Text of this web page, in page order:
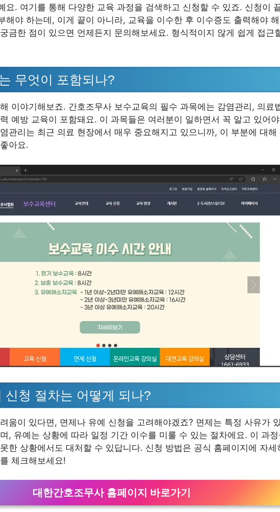
요. 여기를 통해 다양한 교육 과정을 검색하고 신청할 수 있죠. 신청이
해야 하는데, 이게 끝이 아니라, 교육을 이수한 후 이수증도 출력해야
금한 점이 있으면 언제든지 문의해보세요. 형식적이지 않게 쉽게 접근
무엇이 포함되나?
이야기해보죠. 간호조무사 보수교육의 필수 과목에는 감염관리, 의료
예방 교육이 포함돼요. 이 과목들은 여러분이 일하면서 꼭 알고 있어
관리는 최근 의료 현장에서 매우 중요해지고 있으니까, 이 부분에 대해
아요.
신청 절차는 어떻게 되나?
움이 있다면, 면제나 유예 신청을 고려해야겠죠? 면제는 특정 사유가
, 유예는 상황에 따라 일정 기간 이수를 미룰 수 있는 절차에요. 이 과정
한 상황에서도 대처할 수 있답니다. 신청 방법은 공식 홈페이지에 자세
체크해보세요!
대한간호조무사 홈페이지 바로가기